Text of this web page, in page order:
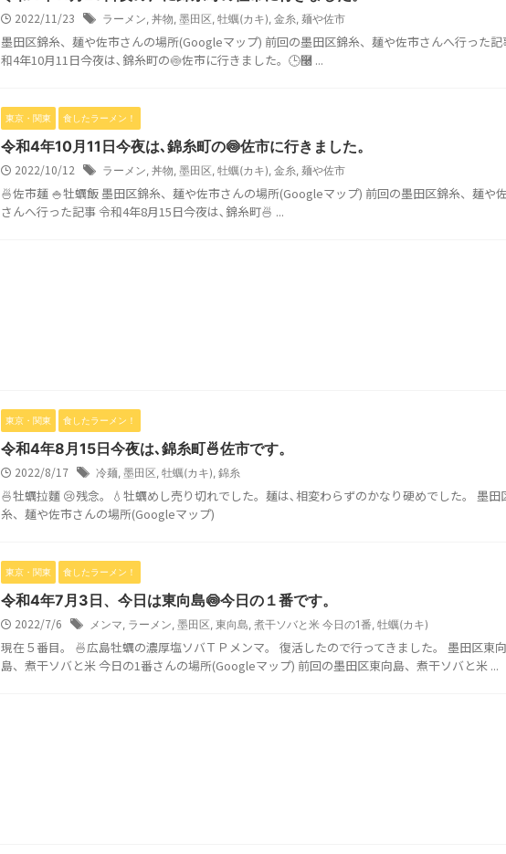
2022/11/23 ラーメン, 丼物, 墨田区, 牡蠣(カキ), 金糸, 麺や佐市
墨田区錦糸、麺や佐市さんの場所(Googleマップ) 前回の墨田区錦糸、麺や佐市さんへ行った記
和4年10月11日今夜は､錦糸町の🍥佐市に行きました。🕒࿠ ...
東京・関東 食したラーメン！
令和4年10月11日今夜は､錦糸町の🍥佐市に行きました。
2022/10/12 ラーメン, 丼物, 墨田区, 牡蠣(カキ), 金糸, 麺や佐市
🍜佐市麺 🍚牡蠣飯 墨田区錦糸、麺や佐市さんの場所(Googleマップ) 前回の墨田区錦糸、麺や
さんへ行った記事 令和4年8月15日今夜は､錦糸町🍜 ...
東京・関東 食したラーメン！
令和4年8月15日今夜は､錦糸町🍜佐市です。
2022/8/17 冷麺, 墨田区, 牡蠣(カキ), 錦糸
🍜牡蠣拉麵 😢残念。💧牡蠣めし売り切れでした。麺は､相変わらずのかなり硬めでした。 墨田
糸、麺や佐市さんの場所(Googleマップ)
東京・関東 食したラーメン！
令和4年7月3日、今日は東向島🍥今日の１番です。
2022/7/6 メンマ, ラーメン, 墨田区, 東向島, 煮干ソバと米 今日の1番, 牡蠣(カキ)
現在５番目。 🍜広島牡蠣の濃厚塩ソバＴＰメンマ。 復活したので行ってきました。 墨田区東向
島、煮干ソバと米 今日の1番さんの場所(Googleマップ) 前回の墨田区東向島、煮干ソバと米 ...